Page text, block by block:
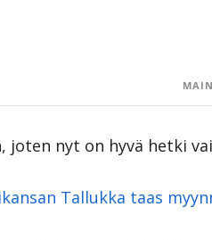
joten nyt on hyvä hetki
Tallukka taas